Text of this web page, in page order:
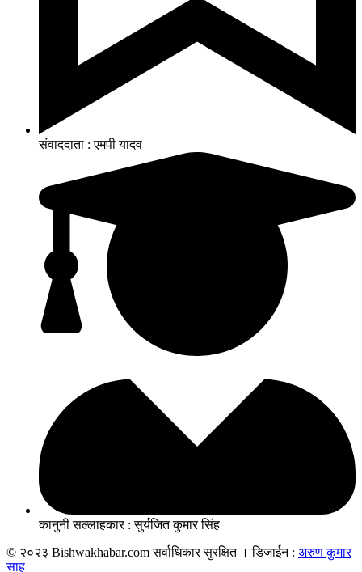
संवाददाता : एमपी यादव
कानुनी सल्लाहकार : सुर्यजित कुमार सिंह
© २०२३ Bishwakhabar.com सर्वाधिकार सुरक्षित । डिजाईन : अरुण कुमार
साह